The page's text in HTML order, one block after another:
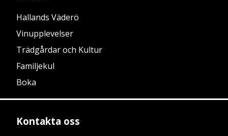
Hallands Väderö
Vinupplevelser
Trädgårdar och Kultur
Familjekul
Boka
Kontakta oss